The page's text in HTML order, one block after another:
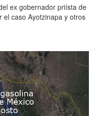
ex gobernador priísta de
el caso Ayotzinapa y otros